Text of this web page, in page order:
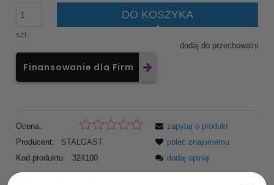
szt.
DO KOSZYKA
dodaj do przechowalni
Finansowanie dla Firm
Ocena:
Producent:
STALGAST
Kod produktu:
324100
zapytaj o produkt
poleć znajomemu
dodaj opinię